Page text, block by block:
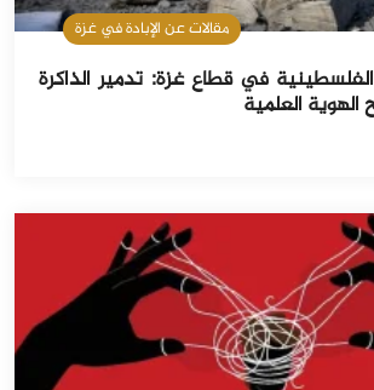
مقالات عن الإبادة في غزة
الفلسطينية في قطاع غزة: تدمير الذاكرة
الهوية العلمية